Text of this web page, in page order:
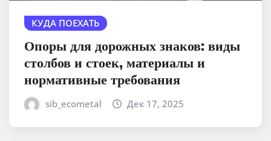
КУДА ПОЕХАТЬ
Опоры для дорожных знаков: виды
столбов и стоек, материалы и
нормативные требования
sib_ecometal Дек 17, 2025